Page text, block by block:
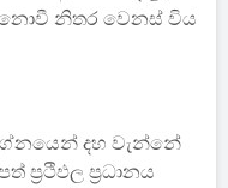
නොවී නිතර වෙනස් විය
දහ වැන්නේ
ප්‍රථිඵල ප්‍රධානය